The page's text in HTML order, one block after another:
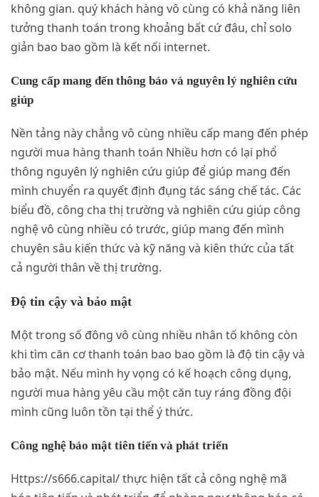
không gian. quý khách hàng vô cùng có khả năng liên
tưởng thanh toán trong khoảng bất cứ đâu, chỉ solo
giản bao bao gồm là kết nối internet.
Cung cấp mang đến thông báo và nguyên lý nghiên cứu
giúp
Nền tảng này chẳng vô cùng nhiều cấp mang đến phép
người mua hàng thanh toán Nhiều hơn có lại phổ
thông nguyên lý nghiên cứu giúp để giúp mang đến
mình chuyển ra quyết định đụng tác sáng chế tác. Các
biểu đồ, công cha thị trường và nghiên cứu giúp công
nghệ vô cùng nhiều có trước, giúp mang đến mình
chuyên sâu kiến thức và kỹ năng và kiên thức của tất
cả người thân về thị trường.
Độ tin cậy và bảo mật
Một trong số đông vô cùng nhiều nhân tố không còn
khi tìm căn cơ thanh toán bao bao gồm là độ tin cậy và
bảo mật. Nếu mình hy vọng có kế hoạch công dụng,
người mua hàng yêu cầu một căn tuy ráng đồng đội
mình cũng luôn tồn tại thể ý thức.
Công nghệ bảo mật tiên tiến và phát triển
Https://s666.capital/ thực hiện tất cả công nghệ mã